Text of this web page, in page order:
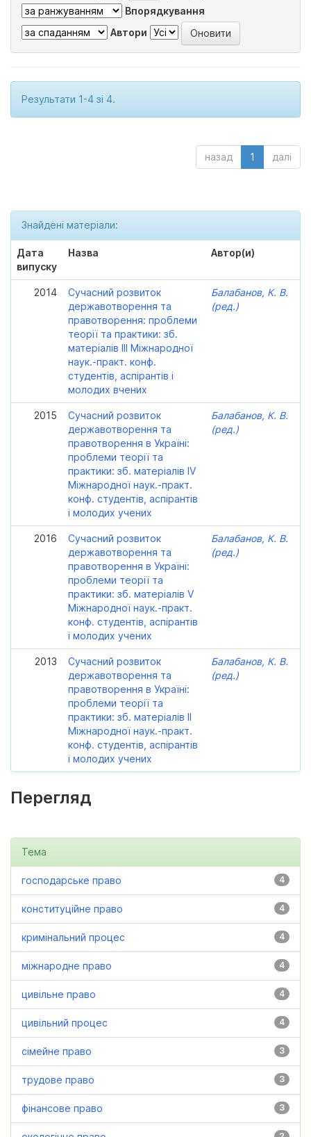
Впорядкування
Автори
Результати 1-4 зі 4.
назад 1 далі
Знайдені матеріали:
Дата
випуску
Назва Автор(и)
2014
Сучасний розвиток
державотворення та
правотворення: проблеми
теорії та практики: зб.
матеріалів ІІІ Міжнародної
наук.-практ. конф.
студентів, аспірантів і
молодих вчених
Балабанов, К. В.
(ред.)
2015
Сучасний розвиток
державотворення та
правотворення в Україні:
проблеми теорії та
практики: зб. матеріалів ІV
Міжнародної наук.-практ.
конф. студентів, аспірантів
і молодих учених
Балабанов, К. В.
(ред.)
2016
Сучасний розвиток
державотворення та
правотворення в Україні:
проблеми теорії та
практики: зб. матеріалів V
Міжнародної наук.-практ.
конф. студентів, аспірантів
і молодих учених
Балабанов, К. В.
(ред.)
2013
Сучасний розвиток
державотворення та
правотворення в Україні:
проблеми теорії та
практики: зб. матеріалів ІІ
Міжнародної наук.-практ.
конф. студентів, аспірантів
і молодих учених
Балабанов, К. В.
(ред.)
Перегляд
Тема
4
господарське право
4
конституційне право
4
кримінальний процес
4
міжнародне право
4
цивільне право
4
цивільний процес
3
сімейне право
3
трудове право
3
фінансове право